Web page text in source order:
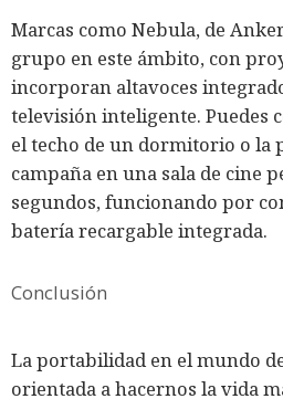
Marcas como Nebula, de
grupo en este ámbito, con
incorporan altavoces
televisión inteligente. Puedes
el techo de un dormitorio o la
campaña en una sala de cine
segundos, funcionando por
batería recargable integrada.
Conclusión
La portabilidad en el mundo
orientada a hacernos la vida